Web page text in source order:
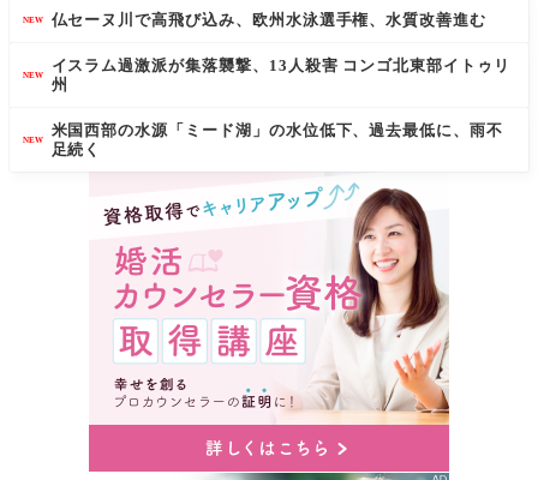
NEW 仏セーヌ川で高飛び込み、欧州水泳選手権、水質改善進む
NEW
イスラム過激派が集落襲撃、13人殺害 コンゴ北東部イトゥリ
州
NEW
米国西部の水源「ミード湖」の水位低下、過去最低に、雨不
足続く